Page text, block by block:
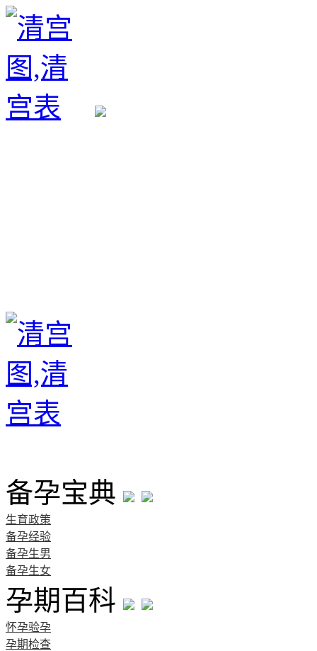
备孕宝典
生育政策
备孕经验
备孕生男
备孕生女
孕期百科
怀孕验孕
孕期检查